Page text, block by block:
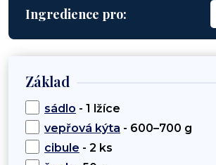
Ingredience pro:
Základ
sádlo - 1 lžíce
vepřová kýta - 600–700 g
cibule - 2 ks